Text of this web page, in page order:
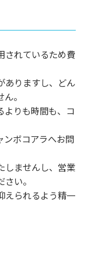
されているため費
ありますし、どん
。
よりも時間も、コ
ンボコアラへお問
しませんし、営業
い。
えられるよう精一